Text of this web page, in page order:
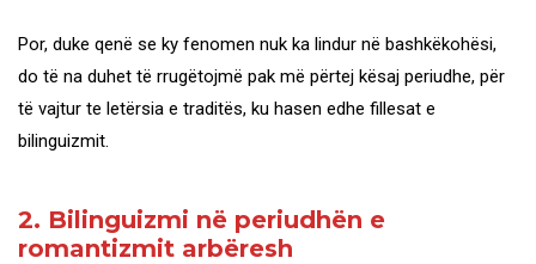
Por, duke qenë se ky fenomen nuk ka lindur në bashkëkohësi,
do të na duhet të rrugëtojmë pak më përtej kësaj periudhe, për
të vajtur te letërsia e traditës, ku hasen edhe fillesat e
bilinguizmit.
2. Bilinguizmi në periudhën e
romantizmit arbëresh